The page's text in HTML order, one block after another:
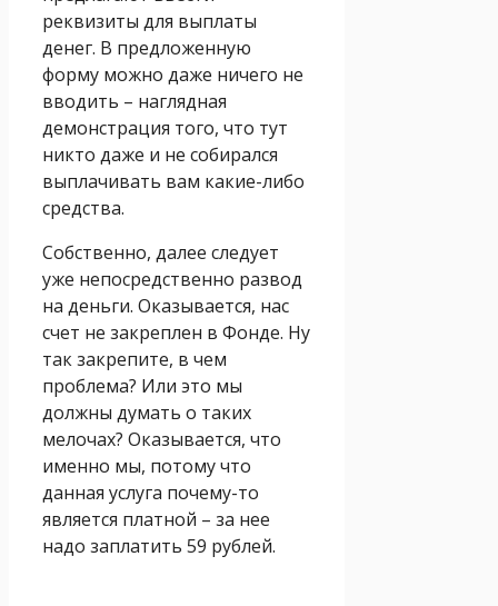
реквизиты для выплаты
денег. В предложенную
форму можно даже ничего не
вводить – наглядная
демонстрация того, что тут
никто даже и не собирался
выплачивать вам какие-либо
средства.
Собственно, далее следует
уже непосредственно развод
на деньги. Оказывается, нас
счет не закреплен в Фонде. Ну
так закрепите, в чем
проблема? Или это мы
должны думать о таких
мелочах? Оказывается, что
именно мы, потому что
данная услуга почему-то
является платной – за нее
надо заплатить 59 рублей.